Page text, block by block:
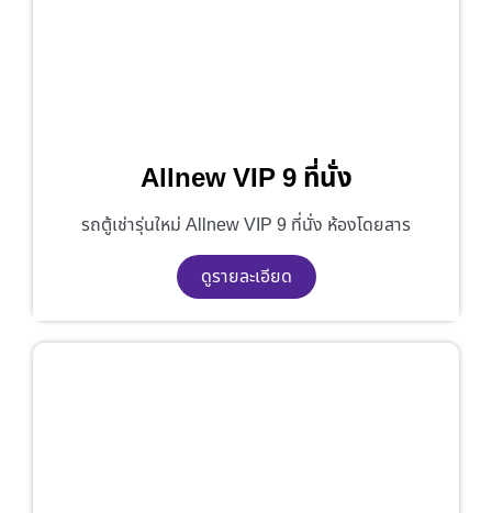
Allnew VIP 9 ที่นั่ง
รถตู้เช่ารุ่นใหม่ Allnew VIP 9 ที่นั่ง ห้องโดยสาร
ดูรายละเอียด